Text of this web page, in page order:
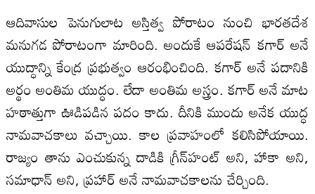
ఆదివాసుల పెనుగులాట అస్తిత్వ పోరాటం నుంచి భారతదేశ
మనుగడ పోరాటంగా మారింది. అందుకే ఆపరేషన్‌ కగార్‌ అనే
యుద్ధాన్ని కేంద్ర ప్రభుత్వం ఆరంభించింది. కగార్‌ అనే పదానికి
అర్థం అంతిమ యుద్ధం. లేదా అంతిమ అస్త్రం. కగార్‌ అనే మాట
హఠాత్తుగా ఊడిపడిన పదం కాదు. దీనికి ముందు అనేక యుద్ధ
నామవాచకాలు వచ్చాయి. కాల ప్రవాహంలో కలిసిపోయాయి.
రాజ్యం తాను ఎంచుకున్న దాడికి గ్రీన్‌హంట్‌ అని, హాకా అని,
సమాధాన్‌ అని, ప్రహార్‌ అనే నామవాచకాలను చేర్చింది.